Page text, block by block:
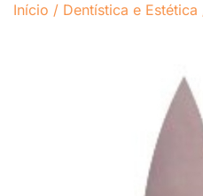
Início / Dentística e Estética